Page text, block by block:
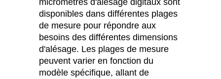
micromètres d'alésage digitaux sont
disponibles dans différentes plages
de mesure pour répondre aux
besoins des différentes dimensions
d'alésage. Les plages de mesure
peuvent varier en fonction du
modèle spécifique, allant de